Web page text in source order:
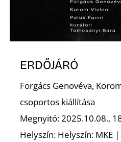
ERDŐJÁRÓ
Forgács Genovéva,
csoportos kiállítása
Megnyitó: 2025.10.08.,
Helyszín: Helyszín: MKE